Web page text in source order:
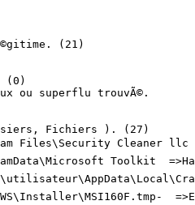
(21)
(0)
ou superflu trouvÃ©.
Fichiers ). (27)
Files\Security Cleaner
Toolkit